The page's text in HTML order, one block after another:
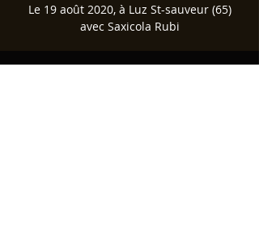
Le 19 août 2020, à Luz St-sauveur (65)
avec Saxicola Rubi